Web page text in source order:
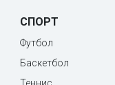
СПОРТ
Футбол
Баскетбол